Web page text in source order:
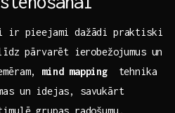
ir pieejami dažādi praktiski
pārvarēt⁢ ierobežojumus un
mind⁣ mapping‍ tehnika
un idejas, savukārt